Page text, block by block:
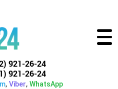
921-26-24
921-26-24
, Viber, WhatsApp